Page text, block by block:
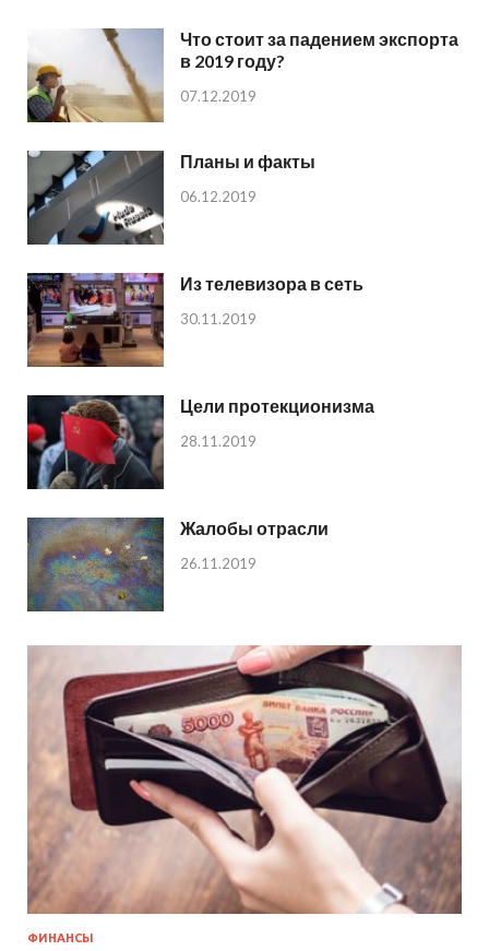
Что стоит за падением экспорта
в 2019 году?
07.12.2019
Планы и факты
06.12.2019
Из телевизора в сеть
30.11.2019
Цели протекционизма
28.11.2019
Жалобы отрасли
26.11.2019
ФИНАНСЫ